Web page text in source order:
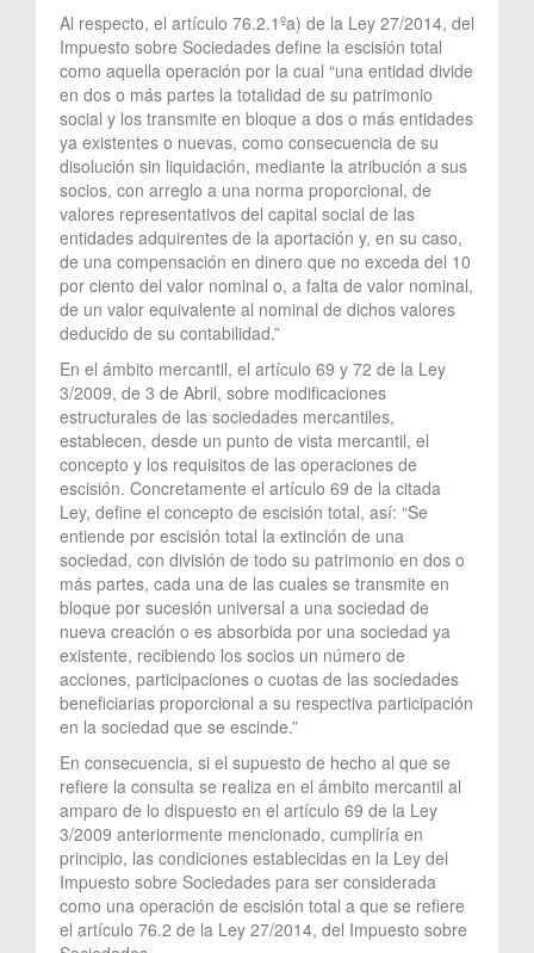
Al respecto, el artículo 76.2.1ºa) de la Ley 27/2014, del
Impuesto sobre Sociedades define la escisión total
como aquella operación por la cual “una entidad divide
en dos o más partes la totalidad de su patrimonio
social y los transmite en bloque a dos o más entidades
ya existentes o nuevas, como consecuencia de su
disolución sin liquidación, mediante la atribución a sus
socios, con arreglo a una norma proporcional, de
valores representativos del capital social de las
entidades adquirentes de la aportación y, en su caso,
de una compensación en dinero que no exceda del 10
por ciento del valor nominal o, a falta de valor nominal,
de un valor equivalente al nominal de dichos valores
deducido de su contabilidad.”
En el ámbito mercantil, el artículo 69 y 72 de la Ley
3/2009, de 3 de Abril, sobre modificaciones
estructurales de las sociedades mercantiles,
establecen, desde un punto de vista mercantil, el
concepto y los requisitos de las operaciones de
escisión. Concretamente el artículo 69 de la citada
Ley, define el concepto de escisión total, así: “Se
entiende por escisión total la extinción de una
sociedad, con división de todo su patrimonio en dos o
más partes, cada una de las cuales se transmite en
bloque por sucesión universal a una sociedad de
nueva creación o es absorbida por una sociedad ya
existente, recibiendo los socios un número de
acciones, participaciones o cuotas de las sociedades
beneficiarias proporcional a su respectiva participación
en la sociedad que se escinde.”
En consecuencia, si el supuesto de hecho al que se
refiere la consulta se realiza en el ámbito mercantil al
amparo de lo dispuesto en el artículo 69 de la Ley
3/2009 anteriormente mencionado, cumpliría en
principio, las condiciones establecidas en la Ley del
Impuesto sobre Sociedades para ser considerada
como una operación de escisión total a que se refiere
el artículo 76.2 de la Ley 27/2014, del Impuesto sobre